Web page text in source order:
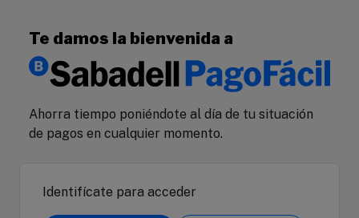
Te damos la bienvenida a
Ahorra tiempo poniéndote al día de tu situación
de pagos en cualquier momento.
Identifícate para acceder